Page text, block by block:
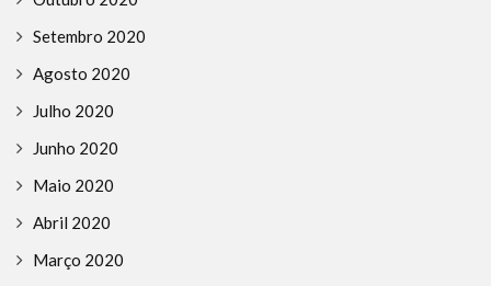
Setembro 2020
Agosto 2020
Julho 2020
Junho 2020
Maio 2020
Abril 2020
Março 2020